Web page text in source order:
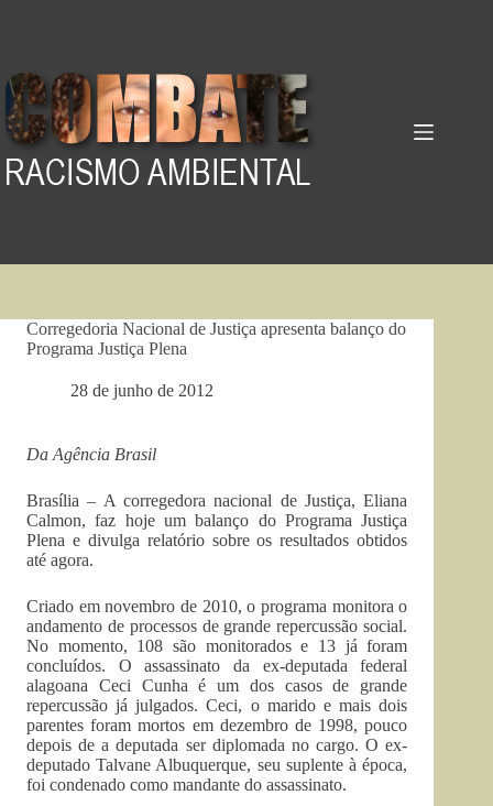
Corregedoria Nacional de Justiça apresenta balanço do
Programa Justiça Plena
28 de junho de 2012
Da Agência Brasil
Brasília – A corregedora nacional de Justiça, Eliana
Calmon, faz hoje um balanço do Programa Justiça
Plena e divulga relatório sobre os resultados obtidos
até agora.
Criado em novembro de 2010, o programa monitora o
andamento de processos de grande repercussão social.
No momento, 108 são monitorados e 13 já foram
concluídos. O assassinato da ex-deputada federal
alagoana Ceci Cunha é um dos casos de grande
repercussão já julgados. Ceci, o marido e mais dois
parentes foram mortos em dezembro de 1998, pouco
depois de a deputada ser diplomada no cargo. O ex-
deputado Talvane Albuquerque, seu suplente à época,
foi condenado como mandante do assassinato.